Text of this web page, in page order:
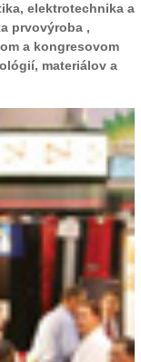
elektrotechnika a
prvovýroba ,
a kongresovom
materiálov a